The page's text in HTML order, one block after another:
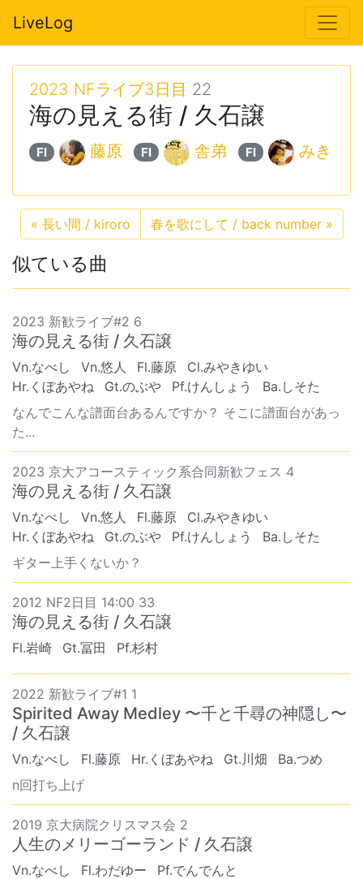
LiveLog
2023 NFライブ3日目 22
海の見える街 / 久石譲
Fl 藤原 Fl 舎弟 Fl みき
« 長い間 / kiroro 春を歌にして / back number »
似ている曲
2023 新歓ライブ#2 6
海の見える街 / 久石譲
Vn.なべし Vn.悠人 Fl.藤原
Cl.みやきゆい
Hr.くぼあやね
Gt.のぶや Pf.けんしょう
Ba.しそた
なんでこんな譜面台あるんですか？ そこに譜面台があっ
た...
2023 京大アコースティック系合同新歓フェス 4
海の見える街 / 久石譲
Vn.なべし Vn.悠人 Fl.藤原
Cl.みやきゆい
Hr.くぼあやね
Gt.のぶや Pf.けんしょう
Ba.しそた
ギター上手くないか？
2012 NF2日目 14:00 33
海の見える街 / 久石譲
Fl.岩崎 Gt.冨田 Pf.杉村
2022 新歓ライブ#1 1
Spirited Away Medley 〜千と千尋の神隠し〜
/ 久石譲
Vn.なべし Fl.藤原 Hr.くぼあやね Gt.川畑
Ba.つめ
n回打ち上げ
2019 京大病院クリスマス会 2
人生のメリーゴーランド / 久石譲
Vn.なべし Fl.わだゆー
Pf.でんでんと